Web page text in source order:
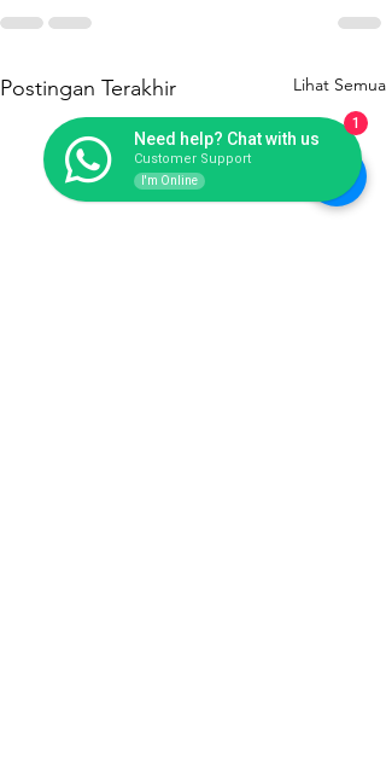
Postingan Terakhir Lihat Semua
Need help? Chat with us
Customer Support
I'm Online
1